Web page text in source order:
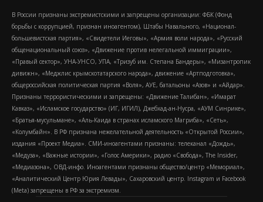
В России признаны экстремистскими и запрещены организации: ФБК (Фонд
борьбы с коррупцией, признан иноагентом), Штабы Навального, «Национал-
большевистская партия», «Свидетели Иеговы», «Армия воли народа», «Русский
общенациональный союз», «Движение против нелегальной иммиграции»,
«Правый сектор», УНА-УНСО, УПА, «Тризуб им. Степана Бандеры», «Мизантропик
дивижн», «Меджлис крымскотатарского народа», движение «Артподготовка»,
общероссийская политическая партия «Воля», АУЕ, батальоны «Азов» и «Айдар».
Признаны террористическими и запрещены: «Движение Талибан», «Имарат
Кавказ», «Исламское государство» (ИГ, ИГИЛ), Джебхад-ан-Нусра, «АУМ Синрике»,
«Братья-мусульмане», «Аль-Каида в странах исламского Магриба», «Сеть»,
«Колумбайн». В РФ признана нежелательной деятельность «Открытой России»,
издания «Проект Медиа». СМИ-иноагентами признаны: телеканал «Дождь»,
«Медуза», «Важные истории», «Голос Америки», радио «Свобода», The Insider,
«Медиазона», ОВД-инфо. Иноагентами признаны общество/центр «Мемориал»,
«Аналитический Центр Юрия Левады», Сахаровский центр. Instagram и Facebook
(Metа) запрещены в РФ за экстремизм.